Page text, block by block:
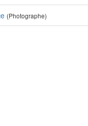
(Photographe)